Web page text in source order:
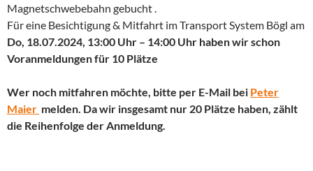
Magnetschwebebahn gebucht .
Für eine Besichtigung & Mitfahrt im Transport System Bögl am
Do, 18.07.2024, 13:00 Uhr – 14:00 Uhr haben wir schon
Voranmeldungen für 10 Plätze
Wer noch mitfahren möchte, bitte per E-Mail bei Peter
Maier melden. Da wir insgesamt nur 20 Plätze haben, zählt
die Reihenfolge der Anmeldung.